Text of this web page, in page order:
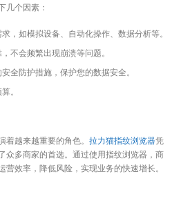
几个因素：
，如模拟设备、自动化操作、数据分析等。
不会频繁出现崩溃等问题。
全防护措施，保护您的数据安全。
。
越来越重要的角色。 拉力猫指纹浏览器凭
众多商家的首选。通过使用指纹浏览器，商
效率，降低风险，实现业务的快速增长。